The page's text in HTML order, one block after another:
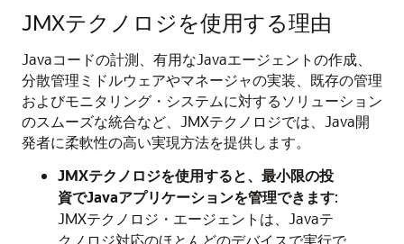
JMXテクノロジを使用する理由
Javaコードの計測、有用なJavaエージェントの作成、
分散管理ミドルウェアやマネージャの実装、既存の管理
およびモニタリング・システムに対するソリューション
のスムーズな統合など、JMXテクノロジでは、Java開
発者に柔軟性の高い実現方法を提供します。
JMXテクノロジを使用すると、最小限の投
資でJavaアプリケーションを管理できます:
JMXテクノロジ・エージェントは、Javaテ
クノロジ対応のほとんどのデバイスで実行で